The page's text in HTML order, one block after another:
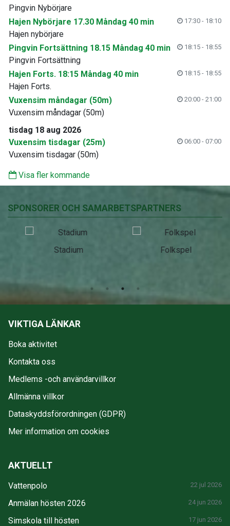
Pingvin Nybörjare
Hajen Nybörjare 17.30 Måndag 40 min
17:30 - 18:10
Hajen nybörjare
Pingvin Fortsättning 18.15 Måndag 40 min
18:15 - 18:55
Pingvin Fortsättning
Hajen Forts. 18:15 Måndag 40 min
18:15 - 18:55
Hajen Forts.
Vuxensim måndagar (50m)
20:00 - 21:00
Vuxensim måndagar (50m)
tisdag 18 aug 2026
Vuxensim tisdagar (25m)
06:00 - 07:00
Vuxensim tisdagar (50m)
Visa fler kommande
SPONSORER OCH SAMARBETSPARTNERS
Stadium Folkspel
VIKTIGA LÄNKAR
Boka aktivitet
Kontakta oss
Medlems -och användarvillkor
Allmänna villkor
Dataskyddsförordningen (GDPR)
Mer information om cookies
AKTUELLT
Vattenpolo 22 jul 2026
Anmälan hösten 2026 24 jun 2026
Simskola till hösten 17 jun 2026